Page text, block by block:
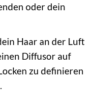
oder dein
Haar an der Luft
Diffusor auf
zu definieren